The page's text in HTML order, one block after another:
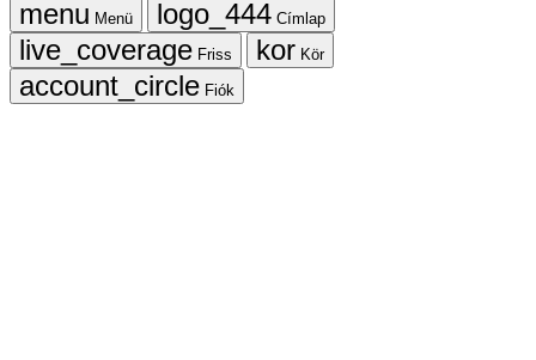
Menü
Címlap
Friss
Kör
Fiók